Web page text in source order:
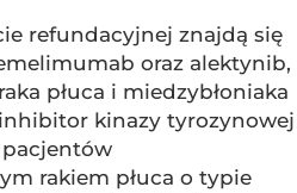
refundacyjnej znajdą się
oraz alektynib,
płuca i miedzybłoniaka
kinazy tyrozynowej
pacjentów
rakiem płuca o typie